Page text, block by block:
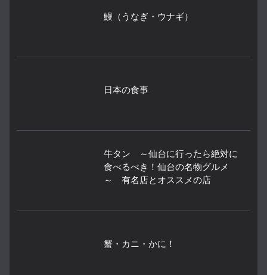
鰻（うなぎ・ウナギ）
日本の食事
牛タン ～仙台に行ったら絶対に
食べるべき！仙台の名物グルメ
～ 有名店とオススメの店
蟹・カニ・かに！